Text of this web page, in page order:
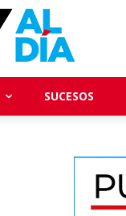
SUCESOS